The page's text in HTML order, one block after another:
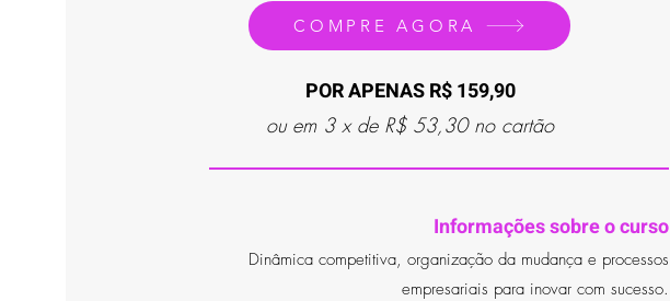
COMPRE AGORA
POR APENAS R$ 159,90
ou em 3 x de R$ 53,30 no cartão
Informações sobre o curso
Dinâmica competitiva, organização da mudança e processos
empresariais para inovar com sucesso.